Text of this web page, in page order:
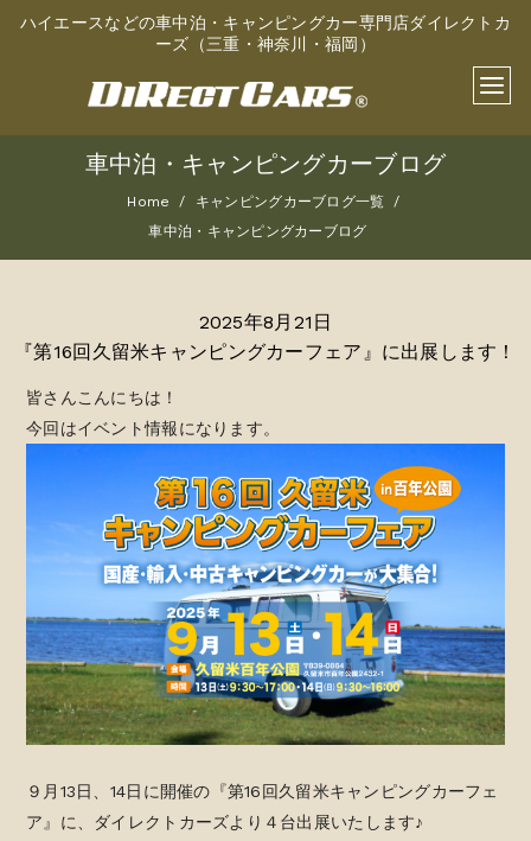
ハイエースなどの車中泊・キャンピングカー専門店ダイレクトカ
ーズ（三重・神奈川・福岡）
車中泊・キャンピングカーブログ
Home
キャンピングカーブログ一覧
車中泊・キャンピングカーブログ
2025年8月21日
『第16回久留米キャンピングカーフェア』に出展します！
皆さんこんにちは！
今回はイベント情報になります。
９月13日、14日に開催の『第16回久留米キャンピングカーフェ
ア』に、ダイレクトカーズより４台出展いたします♪